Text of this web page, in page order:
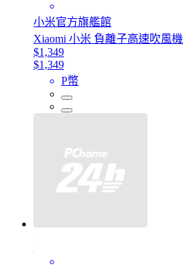
小米官方旗艦館
Xiaomi 小米 負離子高速吹風機
$1,349
$1,349
P幣